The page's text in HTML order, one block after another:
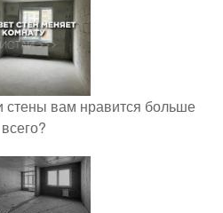
стены вам нравится больше
всего?